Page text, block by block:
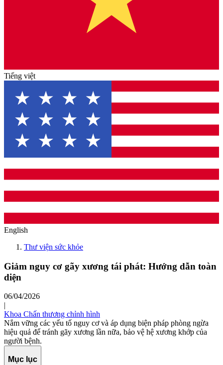
Tiếng việt
English
Thư viện sức khỏe
Giảm nguy cơ gãy xương tái phát: Hướng dẫn toàn
diện
06/04/2026
|
Khoa Chấn thương chỉnh hình
Nắm vững các yếu tố nguy cơ và áp dụng biện pháp phòng ngừa
hiệu quả để tránh gãy xương lần nữa, bảo vệ hệ xương khớp của
người bệnh.
Mục lục